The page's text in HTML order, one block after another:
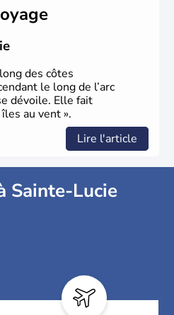
des côtes
le long de l’arc
dévoile. Elle fait
au vent ».
Lire l'article
Sainte-Lucie